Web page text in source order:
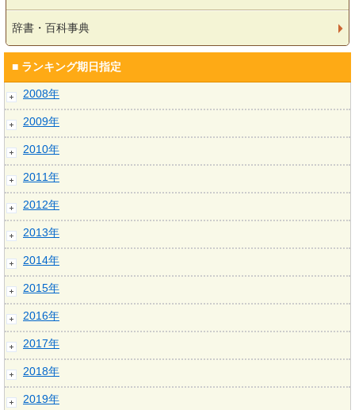
辞書・百科事典
■ ランキング期日指定
2008年
2009年
2010年
2011年
2012年
2013年
2014年
2015年
2016年
2017年
2018年
2019年